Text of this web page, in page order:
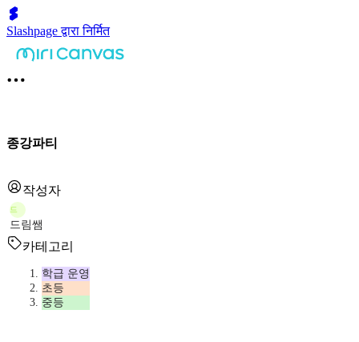
Slashpage द्वारा निर्मित
종강파티
작성자
드
드림쌤
카테고리
학급 운영
초등
중등